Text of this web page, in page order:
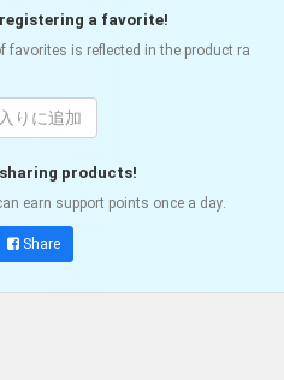
a favorite!
favorites is reflected in the product ra
りに追加
products!
earn support points once a day.
Share